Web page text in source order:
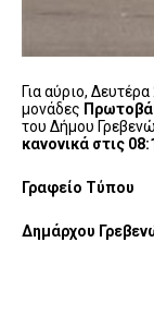
Για αύριο, Δευτέρα
μονάδες
του Δήμου
κανονικά στις
Γραφείο Τύπου
Δημάρχου